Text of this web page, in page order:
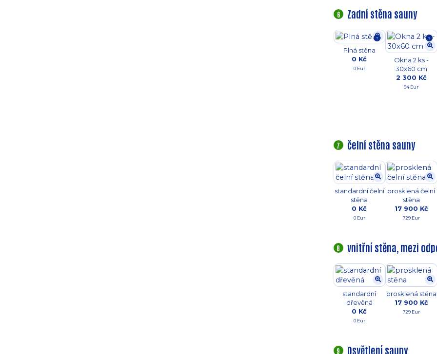
6 Zadní stěna sauny
Plná stěna
?
0 Kč
0 Eur
Okna 2 ks -
30x60 cm
?
2 300 Kč
94 Eur
7 čelní stěna sauny
standardní čelní
stěna
0 Kč
0 Eur
prosklená čelní
stěna
17 900 Kč
729 Eur
8 vnitřní stěna, mezi
standardní
dřevěná
0 Kč
0 Eur
prosklená stěna
17 900 Kč
729 Eur
9 Osvětlení sauny